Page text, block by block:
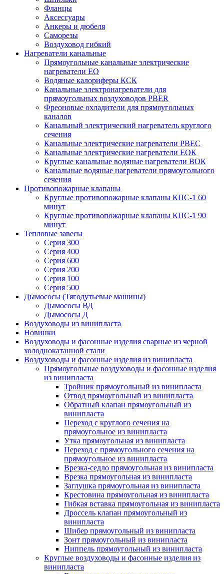
Фланцы
Аксессуары
Анкеры и дюбеля
Саморезы
Воздуховод гибкий
Нагреватели канальные
Прямоугольные канальные электрические
нагреватели EO
Водяные калориферы КСК
Канальные электронагреватели для
прямоугольных воздуховодов PBER
Фреоновые охладители для прямоугольных
каналов
Канальный электрический нагреватель круглого
сечения
Канальные электрические нагреватели PBEC
Канальные электрические нагреватели ЕОК
Круглые канальные водяные нагреватели ВОК
Канальные водяные нагреватели прямоугольного
сечения
Противопожарные клапаны
Круглые противопожарные клапаны КПС-1 60
минут
Круглые противопожарные клапаны КПС-1 90
минут
Тепловые завесы
Серия 300
Серия 400
Серия 600
Серия 200
Серия 100
Серия 500
Дымососы (Тягодутьевые машины)
Дымососы ВД
Дымососы Д
Воздуховоды из винипласта
Новинки
Воздуховоды и фасонные изделия сварные из черной
холоднокатанной стали
Воздуховоды и фасонные изделия из винипласта
Прямоугольные воздуховоды и фасонные изделия
из винипласта
Тройник прямоугольный из винипласта
Отвод прямоугольный из винипласта
Обратный клапан прямоугольный из
винипласта
Переход с круглого сечения на
прямоугольное из винипласта
Утка прямоугольная из винипласта
Переход с прямоугольного сечения на
прямоугольное из винипласта
Врезка-седло прямоугольная из винипласта
Врезка прямоугольная из винипласта
Заглушка прямоугольная из винипласта
Крестовина прямоугольная из винипласта
Гибкая вставка прямоугольная из винипласта
Дроссель клапан прямоугольный из
винипласта
Шибер прямоугольный из винипласта
Зонт прямоугольный из винипласта
Ниппель прямоугольный из винипласта
Круглые воздуховоды и фасонные изделия из
винипласта